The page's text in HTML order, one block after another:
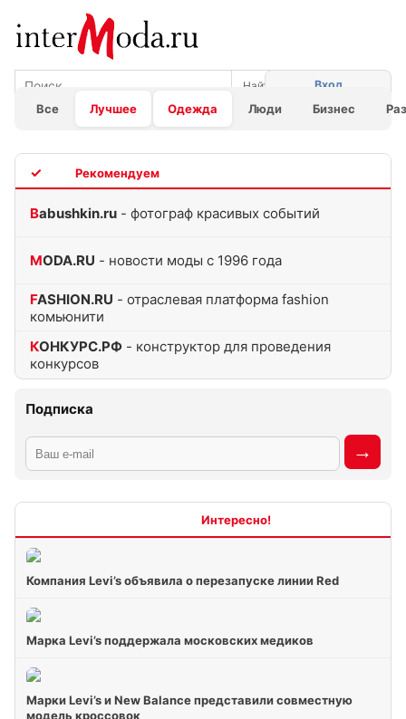
Все Лучшее Одежда Люди Бизнес
Вход
Babushkin.ru - фотограф красивых событий
MODA.RU - новости моды с 1996 года
FASHION.RU - отраслевая платформа fashion
комьюнити
КОНКУРС.РФ - конструктор для проведения
конкурсов
Подписка
Компания Levi’s объявила о перезапуске линии Red
Марка Levi’s поддержала московских медиков
Марки Levi’s и New Balance представили совместную
модель кроссовок